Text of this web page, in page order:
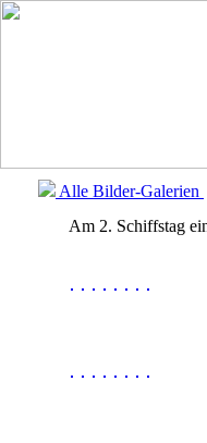
Alle Bilder-Galerien
Am 2. Schiffstag